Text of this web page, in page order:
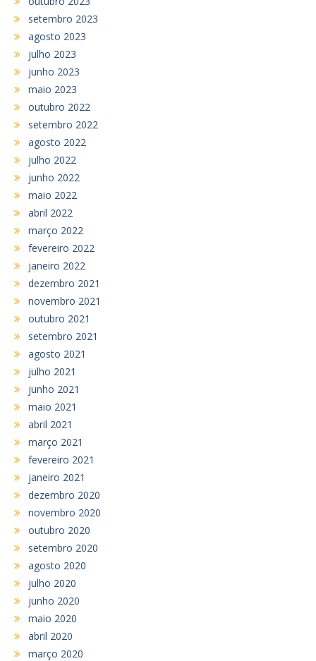
setembro 2023
agosto 2023
julho 2023
junho 2023
maio 2023
outubro 2022
setembro 2022
agosto 2022
julho 2022
junho 2022
maio 2022
abril 2022
março 2022
fevereiro 2022
janeiro 2022
dezembro 2021
novembro 2021
outubro 2021
setembro 2021
agosto 2021
julho 2021
junho 2021
maio 2021
abril 2021
março 2021
fevereiro 2021
janeiro 2021
dezembro 2020
novembro 2020
outubro 2020
setembro 2020
agosto 2020
julho 2020
junho 2020
maio 2020
abril 2020
março 2020